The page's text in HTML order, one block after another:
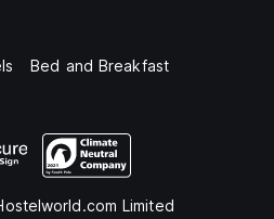
Bed and Breakfast
Limited